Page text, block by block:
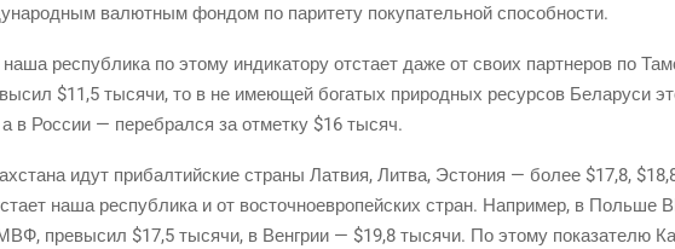
валют­ным фон­дом по пари­те­ту поку­па­тель­ной способности.
рес­пуб­ли­ка по это­му инди­ка­то­ру отста­ет даже от сво­их парт­не­ров по
$11,5 тыся­чи, то в не име­ю­щей бога­тых при­род­ных ресур­сов Бела­ру­си
в Рос­сии — пере­брал­ся за отмет­ку $16 тысяч.
идут при­бал­тий­ские стра­ны Лат­вия, Лит­ва, Эсто­ния — более $17,8,
наша рес­пуб­ли­ка и от восточ­но­ев­ро­пей­ских стран. Напри­мер, в Поль­ше
пре­вы­сил $17,5 тыся­чи, в Вен­грии — $19,8 тыся­чи. По это­му пока­за­те­лю